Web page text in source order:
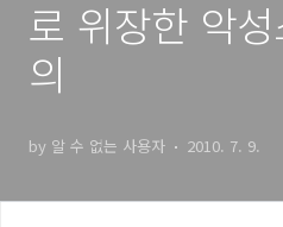
로 위장한 악
의
by 알 수 없는 사용자 2010. 7. 9.